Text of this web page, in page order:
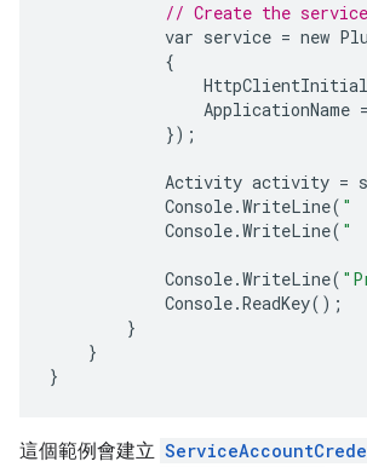
// Create the
var service = new
{
ApplicationName =
});
Activity activity =
Console.WriteLine( "
Console.WriteLine( "
Console.WriteLine(
Console.ReadKey();
}
}
}
這個範例會建立